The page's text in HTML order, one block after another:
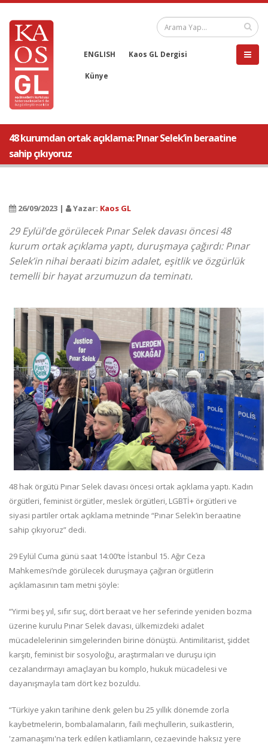
ENGLISH Kaos GL Dergisi
Künye
48 kurumdan ortak açıklama: Pınar Selek’in beraatine
sahip çıkıyoruz
26/09/2023 | Yazar: Kaos GL
29 Eylül’de görülecek Pınar Selek davası öncesi 48
kurum ortak açıklama yaptı, duruşmaya çağırdı: Pınar
Selek’in nihai beraati bizim adalet, eşitlik ve özgürlük
temelli bir hayat arzumuzun da teminatı.
48 hak örgütü Pınar Selek davası öncesi ortak açıklama yaptı. Kadın
örgütleri, feminist örgütler, meslek örgütleri, LGBTİ+ örgütleri ve
siyasi partiler ortak açıklama metninde “Pınar Selek’in beraatine
sahip çıkıyoruz” dedi.
29 Eylül Cuma günü saat 14:00’te İstanbul 15. Ağır Ceza
Mahkemesi’nde görülecek duruşmaya çağıran örgütlerin
açıklamasının tam metni şöyle:
“Yirmi beş yıl, sıfır suç, dört beraat ve her seferinde yeniden bozma
üzerine kurulu Pınar Selek davası, ülkemizdeki adalet
mücadelelerinin simgelerinden birine dönüştü. Antimilitarist, şiddet
karşıtı, feminist bir sosyoloğu, araştırmaları ve duruşu için
cezalandırmayı amaçlayan bu komplo, hukuk mücadelesi ve
dayanışmayla tam dört kez bozuldu.
“Türkiye yakın tarihine denk gelen bu 25 yıllık dönemde zorla
kaybetmelerin, bombalamaların, faili meçhullerin, suikastlerin,
'zamanaşımı'na terk edilen katliamların, cezaevinde haksız yere